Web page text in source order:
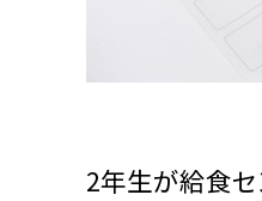
2年生が給食セ